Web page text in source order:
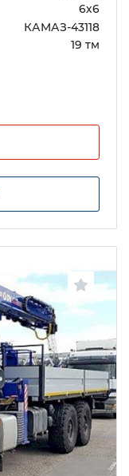
6х6
КАМАЗ-43118
19 тм